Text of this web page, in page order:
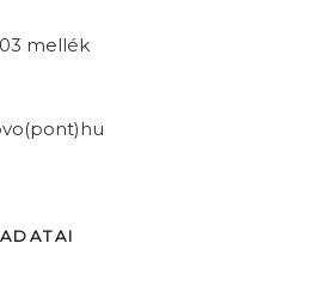
mellék